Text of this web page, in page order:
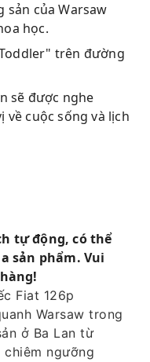
sản của Warsaw
học.
trên đường
sẽ được nghe
về cuộc sống và lịch
tự động, có thể
sản phẩm. Vui
Fiat 126p
Warsaw trong
ở Ba Lan từ
chiêm ngưỡng